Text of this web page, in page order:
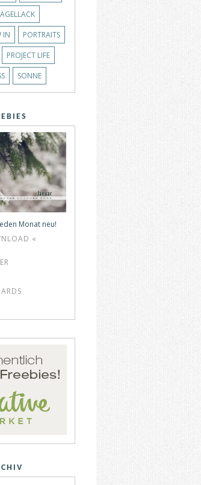
IN
PORTRAITS
PROJECT LIFE
SONNE
Monat neu!
«